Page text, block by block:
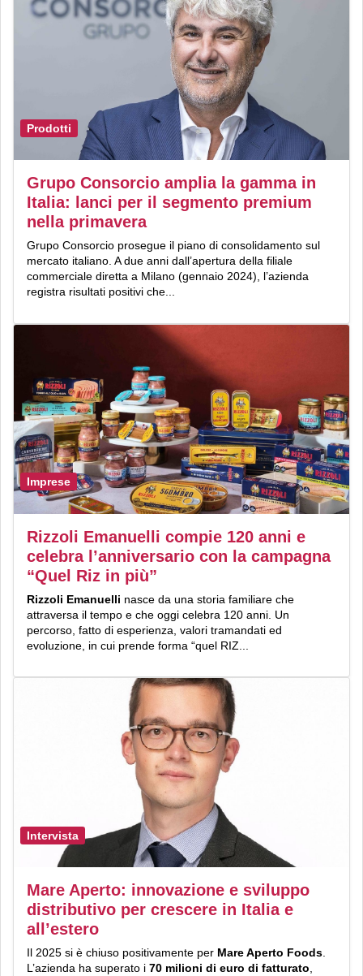
Prodotti
Grupo Consorcio amplia la gamma in
Italia: lanci per il segmento premium
nella primavera
Grupo Consorcio prosegue il piano di consolidamento sul
mercato italiano. A due anni dall’apertura della filiale
commerciale diretta a Milano (gennaio 2024), l’azienda
registra risultati positivi che...
Imprese
Rizzoli Emanuelli compie 120 anni e
celebra l’anniversario con la campagna
“Quel Riz in più”
Rizzoli Emanuelli nasce da una storia familiare che
attraversa il tempo e che oggi celebra 120 anni. Un
percorso, fatto di esperienza, valori tramandati ed
evoluzione, in cui prende forma “quel RIZ...
Intervista
Mare Aperto: innovazione e sviluppo
distributivo per crescere in Italia e
all’estero
Il 2025 si è chiuso positivamente per Mare Aperto Foods.
L’azienda ha superato i 70 milioni di euro di fatturato,